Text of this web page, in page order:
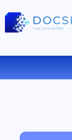
無料オン